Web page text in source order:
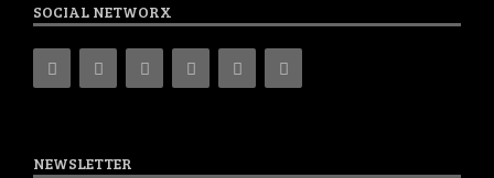
SOCIAL NETWORX
NEWSLETTER